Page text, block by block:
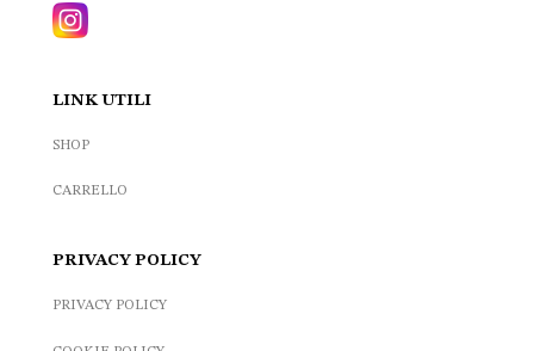
LINK UTILI
SHOP
CARRELLO
PRIVACY POLICY
PRIVACY POLICY
COOKIE POLICY